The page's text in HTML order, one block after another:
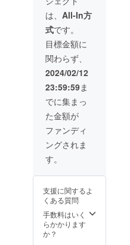
するか
は、お
楽しみ
です！
個展に
て展示
後に随
時発送
させて
いただ
きま
す。
料や素
材を使
用し
て、 木
製パネ
ルにF0
号サイ
ズの原
画を制
作いた
しま
す。 パ
ネル裏
に金具
をつ
し、 そ
飾って
いただ
ける作
品と
なって
は、 All-In方
式です。
目標金額に
関わらず、
2024/02/12
23:59:59ま
でに集まっ
た金額が
ファンディ
ングされま
す。
支援に関するよ
くある質問
手数料はいく
らかかります
か？